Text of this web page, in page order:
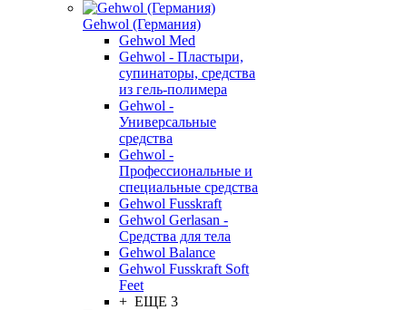
Gehwol (Германия)
Gehwol Med
Gehwol - Пластыри,
супинаторы, средства
из гель-полимера
Gehwol -
Универсальные
средства
Gehwol -
Профессиональные и
специальные средства
Gehwol Fusskraft
Gehwol Gerlasan -
Средства для тела
Gehwol Balance
Gehwol Fusskraft Soft
Feet
+ ЕЩЕ 3